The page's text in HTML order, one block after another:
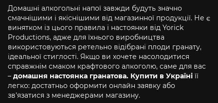
Домашні алкогольні напої завжди будуть значно
смачнішими і якіснішими від магазинної продукції. Не є
винятком із цього правила і настоянки від Yorick
Productions, адже для їхнього виробництва
використовуються ретельно відібрані плоди гранату,
ідеальної стиглості. Якщо ви хочете насолодитися
справжнім смаком крафтового алкоголю, саме для вас
– домашня настоянка гранатова. Купити в Україні її
легко: достатньо оформити онлайн заявку або
зв'язатися з менеджерами магазину.